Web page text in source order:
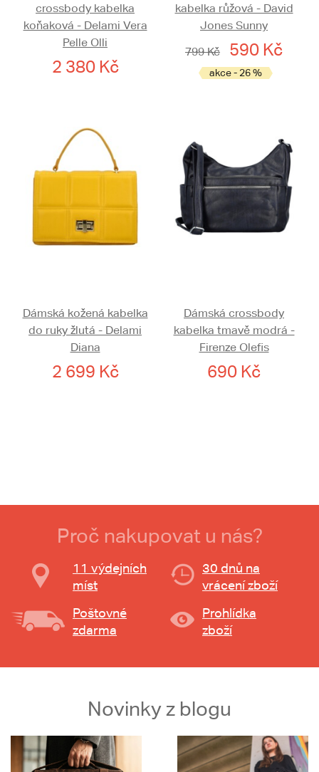
crossbody kabelka
koňaková - Delami Vera
Pelle Olli
2 380 Kč
kabelka růžová - David
Jones Sunny
799 Kč
590 Kč
akce - 26 %
Dámská kožená kabelka
do ruky žlutá - Delami
Diana
2 699 Kč
Dámská crossbody
kabelka tmavě modrá -
Firenze Olefis
690 Kč
Proč nakupovat u nás?
11 výdejních
míst
30 dnů na
vrácení zboží
Poštovné
zdarma
Prohlídka
zboží
Novinky z blogu